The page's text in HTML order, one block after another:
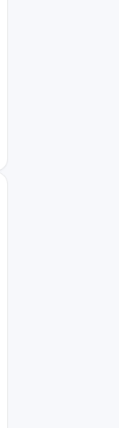
Nannu
Sathyadevudaa
Yesayya